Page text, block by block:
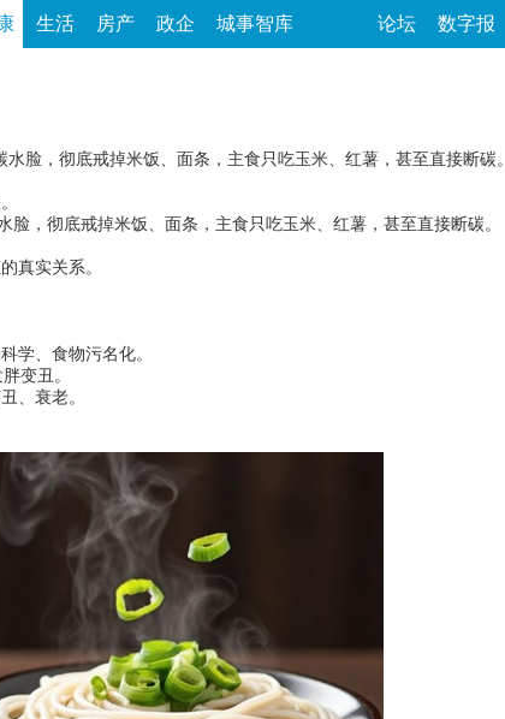
生活 房产 政企 城事智库 论坛 数字报
脸，彻底戒掉米饭、面条，主食只吃玉米、红薯，甚至直接断碳。
，彻底戒掉米饭、面条，主食只吃玉米、红薯，甚至直接断碳。
真实关系。
、食物污名化。
变丑。
、衰老。